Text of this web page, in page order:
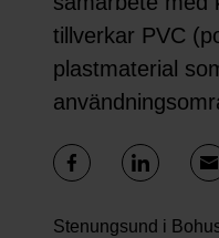
tillverkar PVC
plastmaterial
Stenungsund i